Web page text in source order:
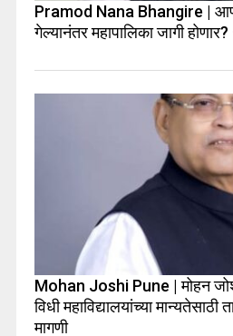
Pramod Nana Bhangire |
गेल्यानंतर महापालिका जागी
Mohan Joshi Pune | मोहन
विधी महाविद्यालयांच्या मान्यतेसाठी
मागणी